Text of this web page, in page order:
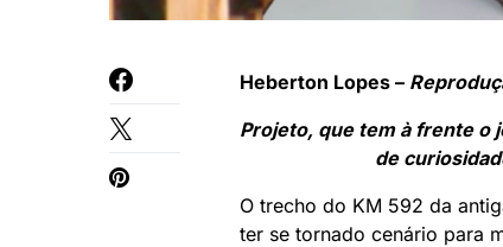
Heberton Lopes –
Projeto, que tem à frente o
de
O trecho do KM 592 da
ter se tornado cenário para